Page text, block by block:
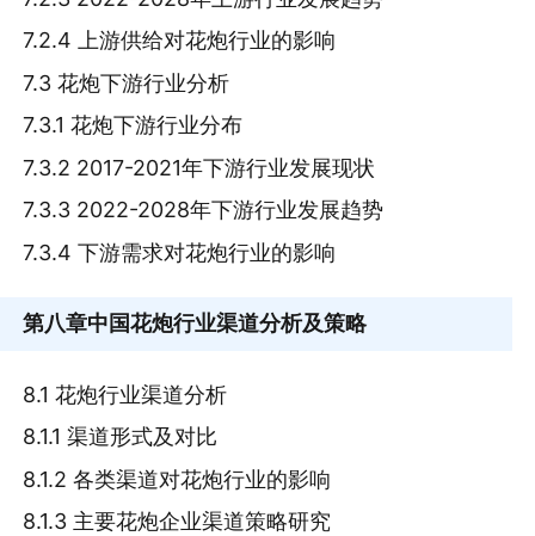
7.2.4 上游供给对花炮行业的影响
7.3 花炮下游行业分析
7.3.1 花炮下游行业分布
7.3.2 2017-2021年下游行业发展现状
7.3.3 2022-2028年下游行业发展趋势
7.3.4 下游需求对花炮行业的影响
第八章中国花炮行业渠道分析及策略
8.1 花炮行业渠道分析
8.1.1 渠道形式及对比
8.1.2 各类渠道对花炮行业的影响
8.1.3 主要花炮企业渠道策略研究